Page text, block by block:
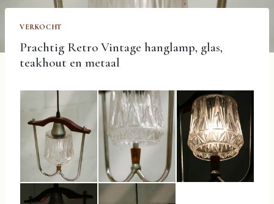
VERKOCHT
Prachtig Retro Vintage hanglamp, glas,
teakhout en metaal